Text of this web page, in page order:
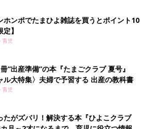
ホンポでたまひよ雑誌を買うとポイント10
】
育児
“出産準備”の本『たまごクラブ 夏号』
ル大特集〉夫婦で予習する 出産の教科書
育児
たがズバリ！解決する本『ひよこクラブ